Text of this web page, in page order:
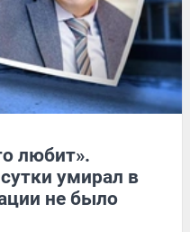
любит».
умирал в
не было